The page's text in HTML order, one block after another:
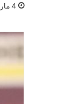
4 مارس، 2018 2:33 م